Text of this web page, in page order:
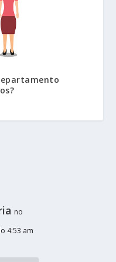
no
4:53 am